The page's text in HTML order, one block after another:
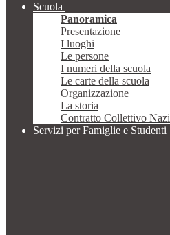
Scuola
Panoramica
Presentazione
I luoghi
Le persone
I numeri della scuola
Le carte della scuola
Organizzazione
La storia
Contratto Collettivo
Servizi per Famiglie e Studenti